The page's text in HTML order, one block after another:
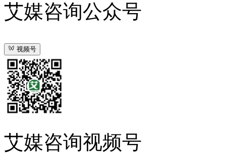
艾媒咨询公众号
视频号
艾媒咨询视频号